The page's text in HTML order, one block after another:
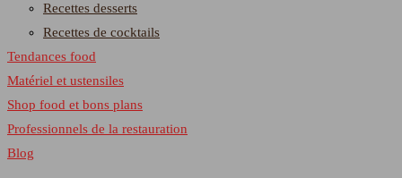
Recettes desserts
Recettes de cocktails
Tendances food
Matériel et ustensiles
Shop food et bons plans
Professionnels de la restauration
Blog